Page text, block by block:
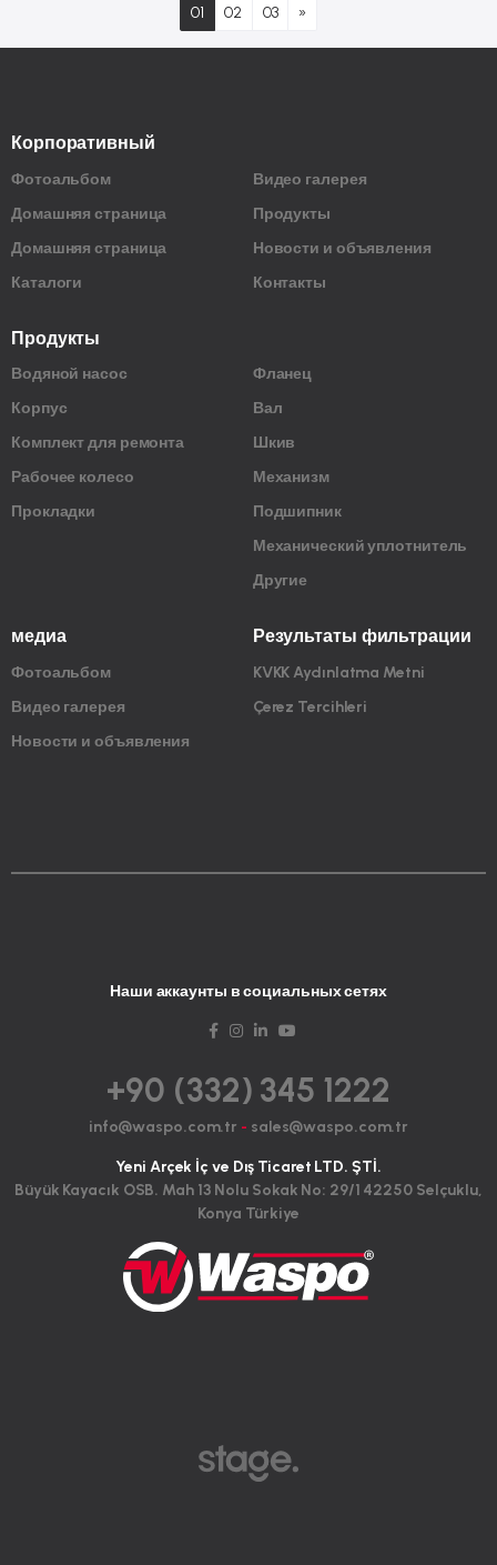
01 02 03 »
Корпоративный
Фотоальбом
Домашняя страница
Домашняя страница
Каталоги
Видео галерея
Продукты
Новости и объявления
Контакты
Продукты
Водяной насос
Корпус
Комплект для ремонта
Рабочее колесо
Прокладки
Фланец
Вал
Шкив
Механизм
Подшипник
Механический уплотнитель
Другие
медиа
Фотоальбом
Видео галерея
Новости и объявления
Результаты фильтрации
KVKK Aydınlatma Metni
Çerez Tercihleri
Наши аккаунты в социальных сетях
+90 (332) 345 1222
info@waspo.com.tr - sales@waspo.com.tr
Yeni Arçek İç ve Dış Ticaret LTD. ŞTİ.
Büyük Kayacık OSB. Mah 13 Nolu Sokak No: 29/1 42250 Selçuklu,
Konya Türkiye